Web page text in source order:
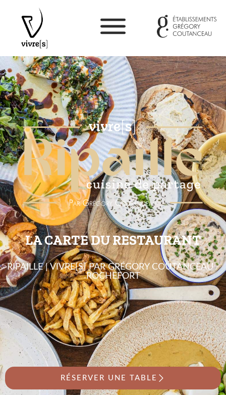
LA CARTE DU RESTAURANT
RIPAILLE | VIVRE[S] PAR GRÉGORY COUTANCEAU -
ROCHEFORT
RÉSERVER UNE TABLE